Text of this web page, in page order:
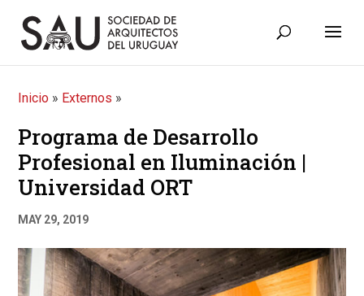
Inicio » Externos »
Programa de Desarrollo
Profesional en Iluminación |
Universidad ORT
MAY 29, 2019